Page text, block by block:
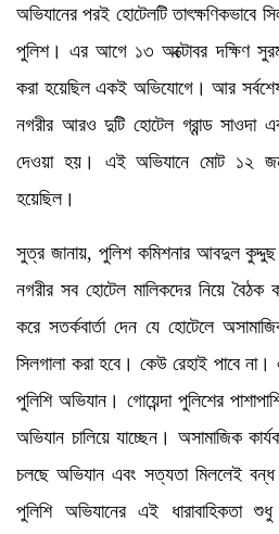
অভিযানের পরই হোটেলটি তাৎক্ষণিকভাবে
পুলিশ। এর আগে ১৩ অক্টোবর দক্ষিণ
করা হয়েছিল একই অভিযোগে। আর
নগরীর আরও দুটি হোটেল গ্রান্ড সাওদা
দেওয়া হয়। এই অভিযানে মোট ১২
হয়েছিল।
সুত্র জানায়, পুলিশ কমিশনার আবদুল কুদ্দুছ
নগরীর সব হোটেল মালিকদের নিয়ে বৈঠক
করে সতর্কবার্তা দেন যে হোটেলে
সিলগালা করা হবে। কেউ রেহাই পাবে
পুলিশি অভিযান। গোয়েন্দা পুলিশের
অভিযান চালিয়ে যাচ্ছেন। অসামাজিক
চলছে অভিযান এবং সত্যতা মিললেই
পুলিশি অভিযানের এই